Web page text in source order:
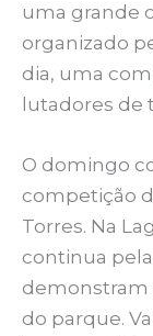
uma grande
organizado
dia, uma
lutadores de
O domingo
competição
Torres. Na
continua
demonstram
do parque.